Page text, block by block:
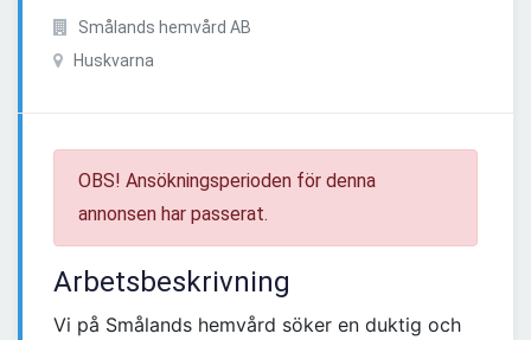
Smålands hemvård AB
Huskvarna
OBS! Ansökningsperioden för denna
annonsen har passerat.
Arbetsbeskrivning
Vi på Smålands hemvård söker en duktig och